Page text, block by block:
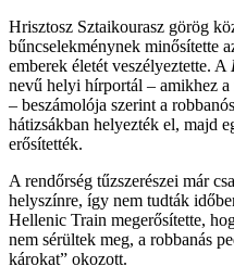
Hrisztosz Sztaikourasz görög
bűncselekménynek minősítette
emberek életét veszélyeztette. A
nevű helyi hírportál – amikhez
– beszámolója szerint a
hátizsákban helyezték el, majd
erősítették.
A rendőrség tűzszerészei már
helyszínre, így nem tudták
Hellenic Train megerősítette,
nem sérültek meg, a robbanás
károkat” okozott.